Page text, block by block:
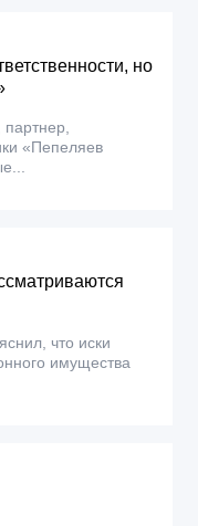
но
«Пепеляев
что иски
имущества